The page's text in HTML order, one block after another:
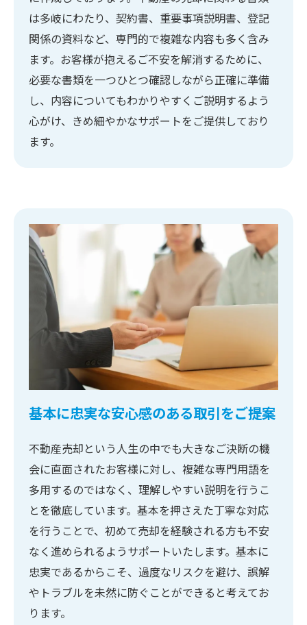
は多岐にわたり、契約書、重要事項説明書、登記
関係の資料など、専門的で複雑な内容も多く含み
ます。お客様が抱えるご不安を解消するために、
必要な書類を一つひとつ確認しながら正確に準備
し、内容についてもわかりやすくご説明するよう
心がけ、きめ細やかなサポートをご提供しており
ます。
基本に忠実な安心感のある取引をご提案
不動産売却という人生の中でも大きなご決断の機
会に直面されたお客様に対し、複雑な専門用語を
多用するのではなく、理解しやすい説明を行うこ
とを徹底しています。基本を押さえた丁寧な対応
を行うことで、初めて売却を経験される方も不安
なく進められるようサポートいたします。基本に
忠実であるからこそ、過度なリスクを避け、誤解
やトラブルを未然に防ぐことができると考えてお
ります。
ご相談はこちら